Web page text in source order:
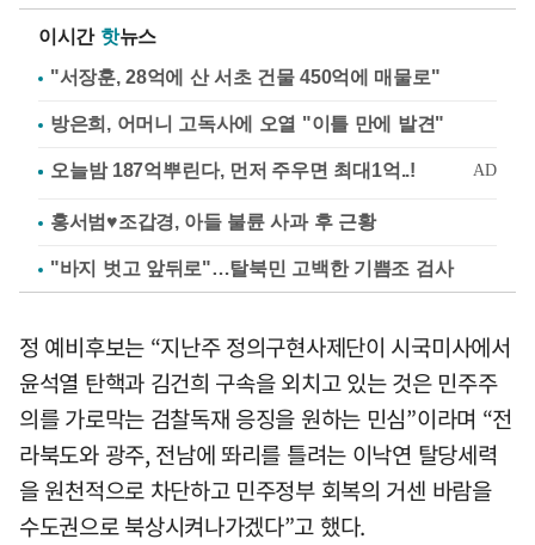
이시간 핫뉴스
"서장훈, 28억에 산 서초 건물 450억에 매물로"
방은희, 어머니 고독사에 오열 "이틀 만에 발견"
홍서범♥조갑경, 아들 불륜 사과 후 근황
"바지 벗고 앞뒤로"…탈북민 고백한 기쁨조 검사
정 예비후보는 “지난주 정의구현사제단이 시국미사에서
윤석열 탄핵과 김건희 구속을 외치고 있는 것은 민주주
의를 가로막는 검찰독재 응징을 원하는 민심”이라며 “전
라북도와 광주, 전남에 똬리를 틀려는 이낙연 탈당세력
을 원천적으로 차단하고 민주정부 회복의 거센 바람을
수도권으로 북상시켜나가겠다”고 했다.